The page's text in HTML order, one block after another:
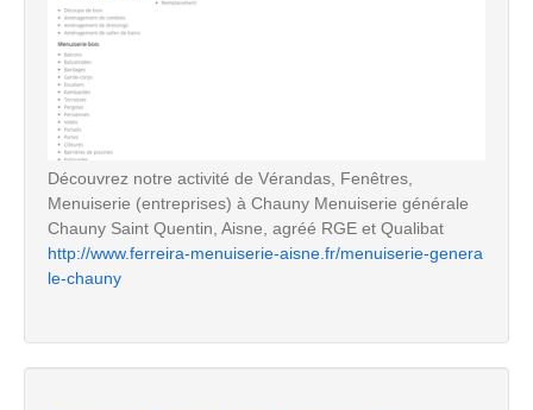
Découvrez notre activité de Vérandas, Fenêtres,
Menuiserie (entreprises) à Chauny Menuiserie générale
Chauny Saint Quentin, Aisne, agréé RGE et Qualibat
http://www.ferreira-menuiserie-aisne.fr/menuiserie-genera
le-chauny